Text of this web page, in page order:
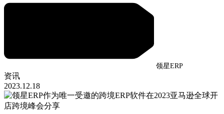
领星ERP
资讯
2023.12.18